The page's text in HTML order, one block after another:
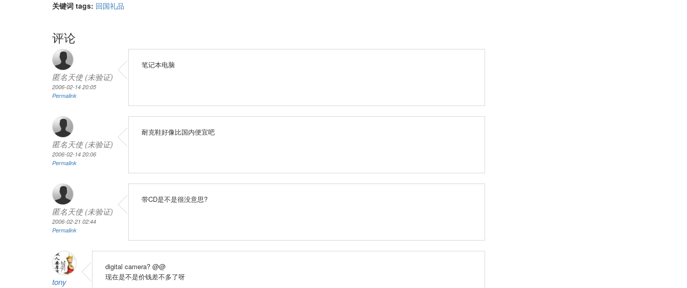
关键词 tags: 回国礼品
评论
匿名天使 (未验证)
2006-02-14 20:05
Permalink
笔记本电脑
匿名天使 (未验证)
2006-02-14 20:06
Permalink
耐克鞋好像比国内便宜吧
匿名天使 (未验证)
2006-02-21 02:44
Permalink
带CD是不是很没意思?
tony
digital camera? @@
现在是不是价钱差不多了呀